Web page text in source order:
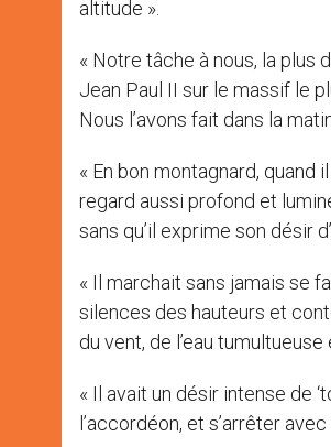
altitude ».
« Notre tâche à nous, la plus
Jean Paul II sur le massif le
Nous l’avons fait dans la
« En bon montagnard,
regard aussi profond et
sans qu’il exprime son désir
« Il marchait sans jamais se
silences des hauteurs et
du vent, de l’eau
« Il avait un désir intense de
l’accordéon, et s’arrêter